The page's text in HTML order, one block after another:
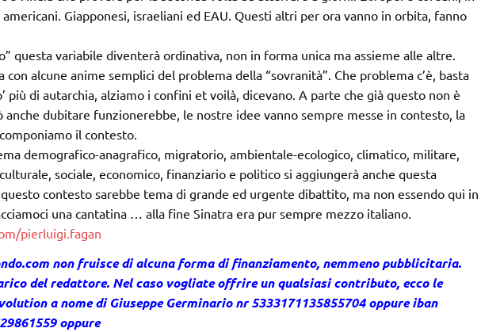
Giapponesi, israeliani ed EAU. Questi altri per ora vanno in orbita, fanno
questa variabile diventerà ordinativa, non in forma unica ma assieme alle altre.
con alcune anime semplici del problema della “sovranità”. Che problema c’è, basta
più di autarchia, alziamo i confini et voilà, dicevano. A parte che già questo non è
dubitare funzionerebbe, le nostre idee vanno sempre messe in contesto, la
il contesto.
demografico-anagrafico, migratorio, ambientale-ecologico, climatico, militare,
sociale, economico, finanziario e politico si aggiungerà anche questa
contesto sarebbe tema di grande ed urgente dibattito, ma non essendo qui in
una cantatina … alla fine Sinatra era pur sempre mezzo italiano.
pierluigi.fagan
non fruisce di alcuna forma di finanziamento, nemmeno pubblicitaria.
del redattore. Nel caso vogliate offrire un qualsiasi contributo, ecco le
a nome di Giuseppe Germinario nr 5333171135855704 oppure iban
oppure